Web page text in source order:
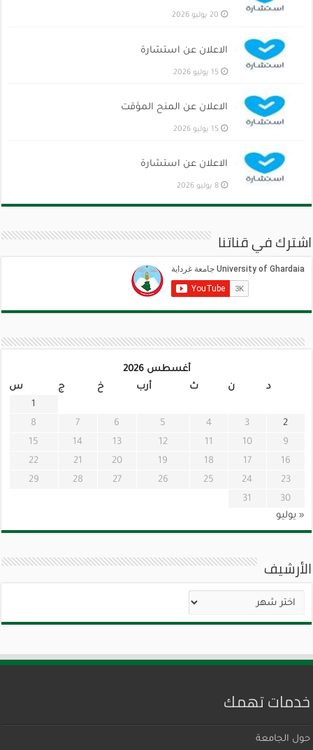
20 يوليو 2026
الاعلان عن استشارة
15 يوليو 2026
الاعلان عن المنح المؤقت
15 يوليو 2026
الاعلان عن استشارة
8 يوليو 2026
اشترك في قناتنا
أغسطس 2026
د
ن ث أرب خ ج
س
1
2
3
4
5
6
7
8
9
10
11
12
13
14
15
16
17
18
19
20
21
22
23
24
25
26
27
28
29
30
31
« يوليو
الأرشيف
الأرشيف
خدمات تهمك
حول الجامعة